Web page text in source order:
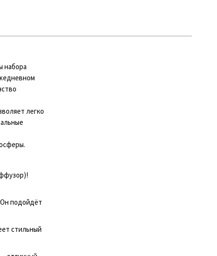
набора
легко
подойдёт
стильный